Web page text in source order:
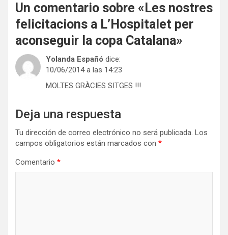
Un comentario sobre « Les nostres
felicitacions a L’Hospitalet per
aconseguir la copa Catalana»
Yolanda Españó dice:
10/06/2014 a las 14:23
MOLTES GRÀCIES SITGES !!!
Deja una respuesta
Tu dirección de correo electrónico no será publicada. Los
campos obligatorios están marcados con *
Comentario *